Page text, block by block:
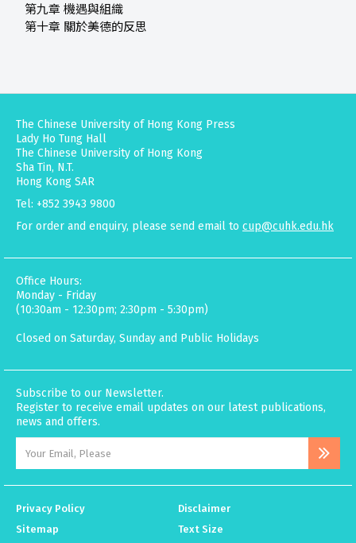
第九章 機遇與組織
第十章 關於美德的反思
The Chinese University of Hong Kong Press
Lady Ho Tung Hall
The Chinese University of Hong Kong
Sha Tin, N.T.
Hong Kong SAR
Tel: +852 3943 9800
For order and enquiry, please send email to cup@cuhk.edu.hk
Office Hours:
Monday - Friday
(10:30am - 12:30pm; 2:30pm - 5:30pm)
Closed on Saturday, Sunday and Public Holidays
Subscribe to our Newsletter.
Register to receive email updates on our latest publications,
news and offers.
Privacy Policy
Disclaimer
Sitemap
Text Size